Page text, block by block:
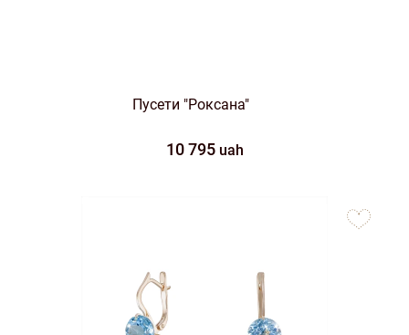
Пусети "Роксана"
10 795 uah
favorites